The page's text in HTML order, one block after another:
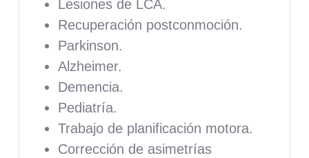
Lesiones de LCA.
Recuperación postconmoción.
Parkinson.
Alzheimer.
Demencia.
Pediatría.
Trabajo de planificación motora.
Corrección de asimetrías